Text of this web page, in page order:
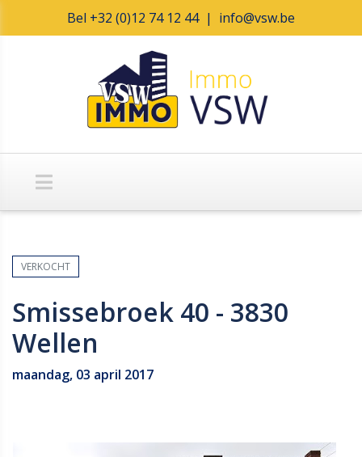
Bel +32 (0)12 74 12 44| info@vsw.be
VERKOCHT
Smissebroek 40 - 3830
Wellen
maandag, 03 april 2017